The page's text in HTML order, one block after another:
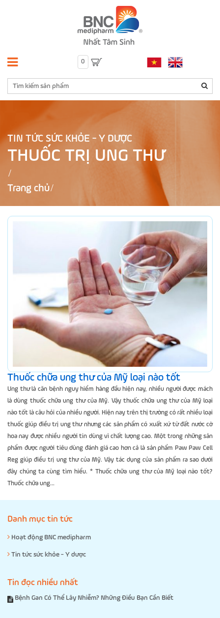
0
TIN TỨC SỨC KHỎE - Y DƯỢC
THUỐC TRỊ UNG THƯ
Trang chủ
Thuốc chữa ung thư của Mỹ loại nào tốt
Ung thư là căn bệnh nguy hiểm hàng đầu hiện nay, nhiều người được mách
là dùng thuốc chữa ung thư của Mỹ. Vậy thuốc chữa ung thư của Mỹ loại
nào tốt là câu hỏi của nhiều người. Hiện nay trên thị trường có rất nhiều loại
thuốc giúp điều trị ung thư nhưng các sản phẩm có xuất xứ từ đất nước cờ
hoa nay được nhiều người tin dùng vì chất lượng cao. Một trong những sản
phẩm được người tiêu dùng đánh giá cao hơn cả là sản phẩm Paw Paw Cell
Reg giúp điều trị ung thư của Mỹ. Vậy tác dụng của sản phẩm ra sao dưới
đây chúng ta cùng tìm hiểu. * Thuốc chữa ung thư của Mỹ loại nào tốt?
Thuốc chữa ung...
Danh mục tin tức
Hoạt động BNC medipharm
Tin tức sức khỏe - Y dược
Tin đọc nhiều nhất
Bệnh Gan Có Thể Lây Nhiễm? Những Điều Bạn Cần Biết